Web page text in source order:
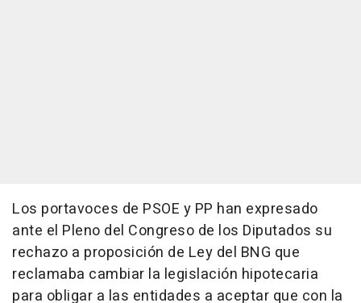
Los portavoces de PSOE y PP han expresado
ante el Pleno del Congreso de los Diputados su
rechazo a proposición de Ley del BNG que
reclamaba cambiar la legislación hipotecaria
para obligar a las entidades a aceptar que con la